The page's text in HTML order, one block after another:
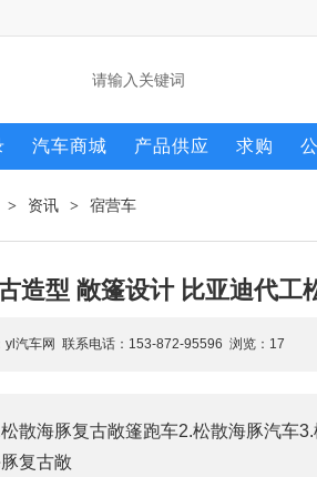
汽车商城 产品供应 求购
> 资讯 > 宿营车
造型 敞篷设计 比亚迪代
汽车网 联系电话：153-872-95596 浏览： 17
散海豚复古敞篷跑车2.松散海豚汽车
复古敞